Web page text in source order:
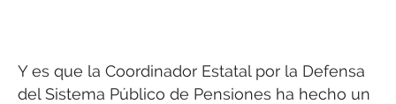
Y es que la Coordinador Estatal por la Defensa
del Sistema Público de Pensiones ha hecho un